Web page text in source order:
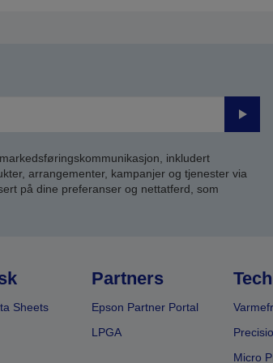
Send
inkludert
arrangementer, kampanjer og tjenester via
på dine preferanser og nettatferd, som
Sheets
Partners
Epson Partner Portal
LPGA
Micro